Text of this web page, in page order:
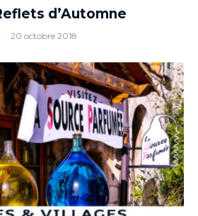
d’Automne
· 20 octobre 2018